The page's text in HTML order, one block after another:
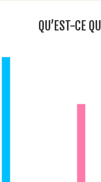
QU’EST-CE